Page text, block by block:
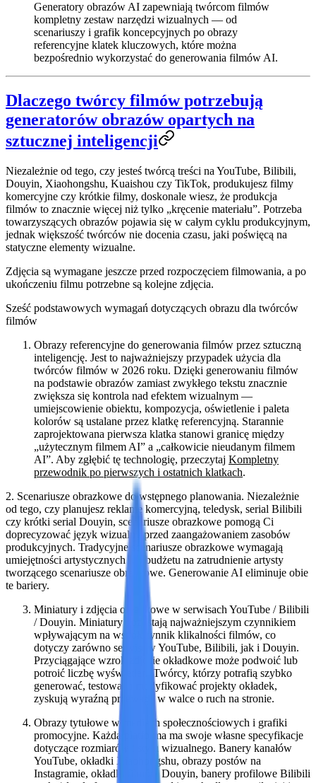
Generatory obrazów AI zapewniają twórcom filmów
kompletny zestaw narzędzi wizualnych — od
scenariuszy i grafik koncepcyjnych po obrazy
referencyjne klatek kluczowych, które można
bezpośrednio wykorzystać do generowania filmów AI.
Dlaczego twórcy filmów potrzebują
generatorów obrazów opartych na
sztucznej inteligencji
Niezależnie od tego, czy jesteś twórcą treści na YouTube, Bilibili,
Douyin, Xiaohongshu, Kuaishou czy TikTok, produkujesz filmy
komercyjne czy krótkie filmy, doskonale wiesz, że produkcja
filmów to znacznie więcej niż tylko „kręcenie materiału”. Potrzeba
towarzyszących obrazów pojawia się w całym cyklu produkcyjnym,
jednak większość twórców nie docenia czasu, jaki poświęcą na
statyczne elementy wizualne.
Zdjęcia są wymagane jeszcze przed rozpoczęciem filmowania, a po
ukończeniu filmu potrzebne są kolejne zdjęcia.
Sześć podstawowych wymagań dotyczących obrazu dla twórców
filmów
Obrazy referencyjne do generowania filmów przez sztuczną
inteligencję. Jest to najważniejszy przypadek użycia dla
twórców filmów w 2026 roku. Dzięki generowaniu filmów
na podstawie obrazów zamiast zwykłego tekstu znacznie
zwiększa się kontrola nad efektem wizualnym —
umiejscowienie obiektu, kompozycja, oświetlenie i paleta
kolorów są ustalane przez klatkę referencyjną. Starannie
zaprojektowana pierwsza klatka stanowi granicę między
„użytecznym filmem AI” a „całkowicie nieudanym filmem
AI”. Aby zgłębić tę technologię, przeczytaj Kompletny
przewodnik po pierwszych i ostatnich klatkach.
2. Scenariusze obrazkowe do wstępnego planowania. Niezależnie
od tego, czy planujesz reklamę komercyjną, teledysk, serial Bilibili
czy krótki serial Douyin, scenariusze obrazkowe pomogą Ci
doprecyzować język wizualny przed zaangażowaniem zasobów
produkcyjnych. Tradycyjne scenariusze obrazkowe wymagają
umiejętności artystycznych lub budżetu na zatrudnienie artysty
tworzącego scenariusze obrazkowe. Generowanie AI eliminuje obie
te bariery.
Miniatury i zdjęcia okładkowe w serwisach YouTube / Bilibili
/ Douyin. Miniatury pozostają najważniejszym czynnikiem
wpływającym na współczynnik klikalności filmów, co
dotyczy zarówno serwisów YouTube, Bilibili, jak i Douyin.
Przyciągające wzrok zdjęcie okładkowe może podwoić lub
potroić liczbę wyświetleń. Twórcy, którzy potrafią szybko
generować, testować i modyfikować projekty okładek,
zyskują wyraźną przewagę w walce o ruch na stronie.
Obrazy tytułowe w mediach społecznościowych i grafiki
promocyjne. Każda platforma ma swoje własne specyfikacje
dotyczące rozmiarów i stylu wizualnego. Banery kanałów
YouTube, okładki Xiaohongshu, obrazy postów na
Instagramie, okładki filmów Douyin, banery profilowe Bilibili